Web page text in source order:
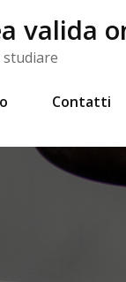
valida
Contatti